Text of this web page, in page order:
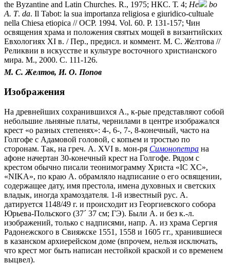
the Byzantine and Latin Churches. R., 1975; НКС. Т. 4; He
bo
A. T. da. Il Tabot: la sua importanza religiosa e giuridico-cultuale
nella Chiesa etiopica // OCP. 1994. Vol. 60. P. 131-157; Чин
освящения храма и положения святых мощей в византийских
Евхологиях XI в. / Пер., предисл. и коммент. М. С. Желтова //
Реликвии в искусстве и культуре восточного христианского
мира. М., 2000. С. 111-126.
М. С. Желтов, И. О. Попов
Изображения
На древнейших сохранившихся А., к-рые представляют собой
небольшие льняные платы, чернилами в центре изображался
крест «о разных степенях»: 4-, 6-, 7-, 8-конечный, часто на
Голгофе с Адамовой головой, с копьем и тростью по
сторонам. Так, на греч. А. XVI в. мон-ря Симонопетра на
афоне начертан 30-конечный крест на Голгофе. Рядом с
крестом обычно писали теонимограмму Христа «IC XC»,
«NIKA», по краю А. обрамляло надписание о его освящении,
содержащее дату, имя престола, имена духовных и светских
владык, иногда храмоздателя. 1-й известный рус. А.
датируется 1148/49 г. и происходит из Георгиевского собора
Юрьева-Польского (37´ 37 см; ГЭ). Были А. и без к.-л.
изображений, только с надписями, напр. А. из храма Сергия
Радонежского в Свияжске 1551, 1558 и 1605 гг., хранившиеся
в казанском архиерейском доме (впрочем, нельзя исключать,
что крест мог быть написан нестойкой краской и со временем
выцвел).